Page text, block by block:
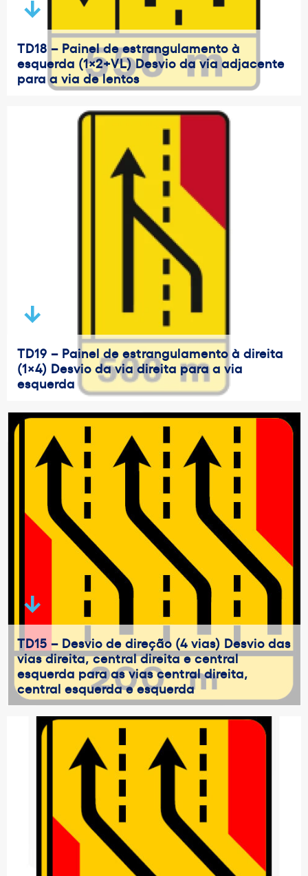
TD18 – Painel de estrangulamento à
esquerda (1×2+VL) Desvio da via adjacente
para a via de lentos
TD19 – Painel de estrangulamento à direita
(1×4) Desvio da via direita para a via
esquerda
TD15 – Desvio de direção (4 vias) Desvio das
vias direita, central direita e central
esquerda para as vias central direita,
central esquerda e esquerda